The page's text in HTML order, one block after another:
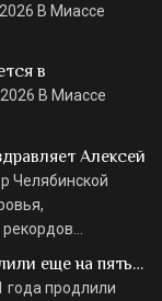
В Миассе
в
В Миассе
Алексей
Челябинской
еще на пять…
года продлили